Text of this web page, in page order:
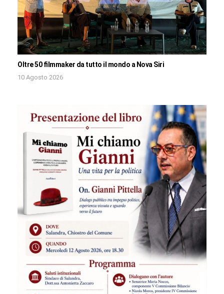
Oltre 50 filmmaker da tutto il mondo a Nova Siri
10 Agosto 2026